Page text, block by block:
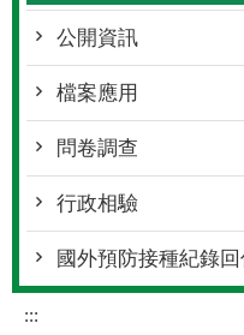
公開資訊
檔案應用
問卷調查
行政相驗
國外預防接種紀錄
:::